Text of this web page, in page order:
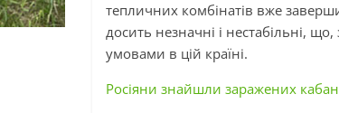
тепличних комбінатів вже
досить незначні і нестабільні,
умовами в цій країні.
Росіяни знайшли заражених